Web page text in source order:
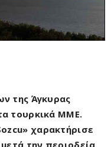
της Άγκυρας
τουρκικά ΜΜΕ.
χαρακτήρισε
την περιοδεία